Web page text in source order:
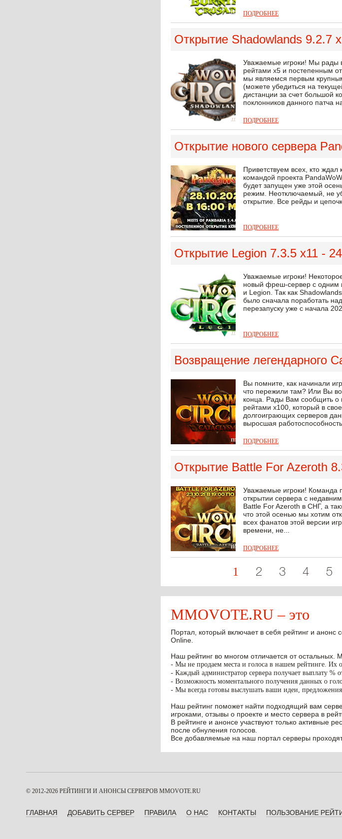
ПОДРОБНЕЕ
Открытие Shadowlands 9.2.7
Уважаемые игроки! Мы рады
рейтами х5 и постепенным
мы являемся первым
(можете убедиться на
дистанции за счет большой
поклонников данного патча
ПОДРОБНЕЕ
Открытие нового сервера
Приветствуем всех, кто
командой проекта
будет запущен уже этой
режим. Неотключаемый, не
открытие. Все рейды и
ПОДРОБНЕЕ
Открытие Legion 7.3.5 x11 -
Уважаемые игроки!
новый фреш-сервер с одним
и Legion. Так как
было сначала поработать
перезапуску уже с начала
ПОДРОБНЕЕ
Возвращение легендарного
Вы помните, как начинали
что пережили там? Или Вы
конца. Рады Вам сообщить о
рейтами х100, который в
долгоиграющих серверов
выросшая работоспособность
ПОДРОБНЕЕ
Открытие Battle For Azeroth
Уважаемые игроки! Команда
открытии сервера с
Battle For Azeroth в СНГ, а
что этой осенью мы хотим
всех фанатов этой версии
времени, не...
ПОДРОБНЕЕ
1 2 3 4 5
MMOVOTE.RU – это
Портал, который включает в себя рейтинг и
Online.
Наш рейтинг во многом отличается от остальных.
- Мы не продаем места и голоса в нашем рейтинге. Их
- Каждый администратор сервера получает выплату %
- Возможность моментального получения данных о
- Мы всегда готовы выслушать ваши идеи,
Наш рейтинг поможет найти подходящий вам
игроками, отзывы о проекте и место сервера в
В рейтинге и анонсе участвуют только активные
после обнуления голосов.
Все добавляемые на наш портал серверы
© 2012-2026 РЕЙТИНГИ И АНОНСЫ СЕРВЕРОВ MMOVOTE.RU
ГЛАВНАЯ ДОБАВИТЬ СЕРВЕР ПРАВИЛА О НАС КОНТАКТЫ ПОЛЬЗОВАНИЕ